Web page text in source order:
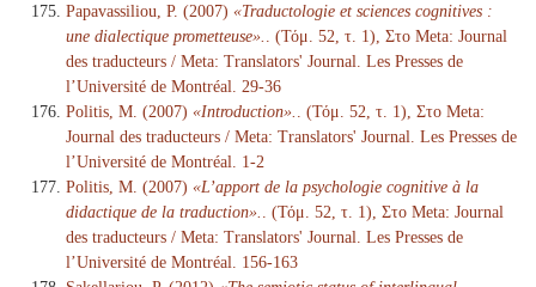
Papavassiliou, P. (2007) «Traductologie et sciences cognitives :
une dialectique prometteuse».
. (Τόμ. 52, τ. 1), Στο Meta: Journal
des traducteurs / Meta: Translators' Journal. Les Presses de
l’Université de Montréal. 29-36
Politis, M. (2007) «Introduction».
. (Τόμ. 52, τ. 1), Στο Meta:
Journal des traducteurs / Meta: Translators' Journal. Les Presses de
l’Université de Montréal. 1-2
Politis, M. (2007) «L’apport de la psychologie cognitive à la
didactique de la traduction».
. (Τόμ. 52, τ. 1), Στο Meta: Journal
des traducteurs / Meta: Translators' Journal. Les Presses de
l’Université de Montréal. 156-163